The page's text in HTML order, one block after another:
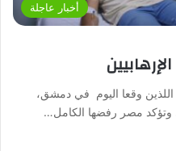
أخبار عاجلة
وقعا اليوم في دمشق،
مصر رفضها الكامل…